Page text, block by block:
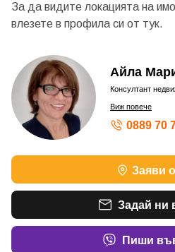
За да видите локацията на
влезете в профила си от тук.
Айла
Консултант
Виж повече
0889 70
Заяви
Задай ни
Пиши